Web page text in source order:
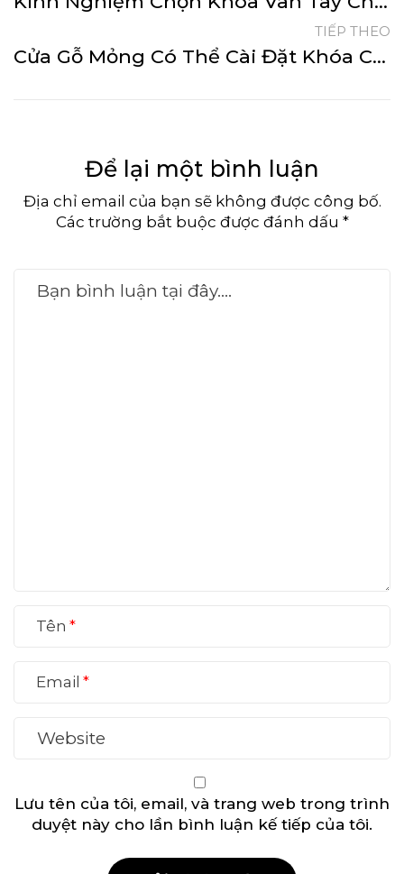
TIẾP THEO
Cửa Gỗ Mỏng Có Thể Cài Đặt Khóa Cửa Vân Tay Không?
Để lại một bình luận
Địa chỉ email của bạn sẽ không được công bố.
Các trường bắt buộc được đánh dấu *
Tên
Email
Lưu tên của tôi, email, và trang web trong trình
duyệt này cho lần bình luận kế tiếp của tôi.